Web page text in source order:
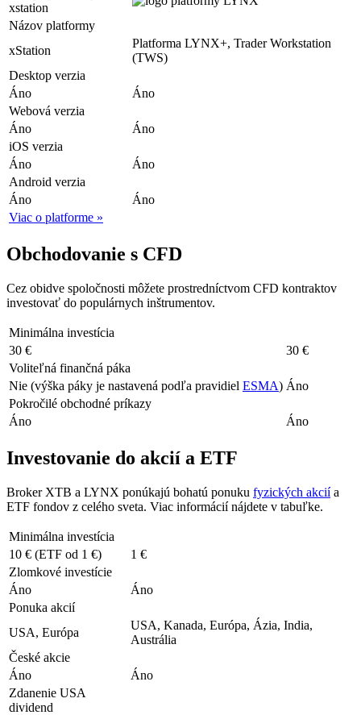
Názov platformy
xStation
Platforma LYNX+, Trader Workstation
(TWS)
Desktop verzia
Áno
Áno
Webová verzia
Áno
Áno
iOS verzia
Áno
Áno
Android verzia
Áno
Áno
Viac o platforme »
Obchodovanie s CFD
Cez obidve spoločnosti môžete prostredníctvom CFD kontraktov
investovať do populárnych inštrumentov.
Minimálna investícia
30 €
30 €
Voliteľná finančná páka
Nie (výška páky je nastavená podľa pravidiel ESMA) Áno
Pokročilé obchodné príkazy
Áno
Áno
Investovanie do akcií a ETF
Broker XTB a LYNX ponúkajú bohatú ponuku fyzických akciía
ETF fondov z celého sveta. Viac informácií nájdete v tabuľke.
Minimálna investícia
10 € (ETF od 1 €)
1 €
Zlomkové investície
Áno
Áno
Ponuka akcií
USA, Európa
USA, Kanada, Európa, Ázia, India,
Austrália
České akcie
Áno
Áno
Zdanenie USA
dividend